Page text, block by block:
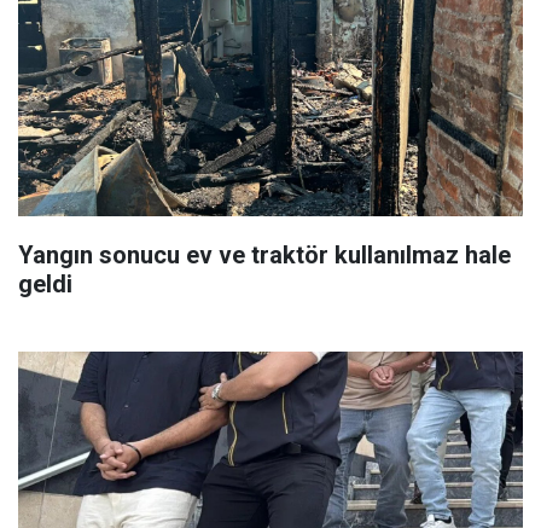
Yangın sonucu ev ve traktör kullanılmaz hale
geldi